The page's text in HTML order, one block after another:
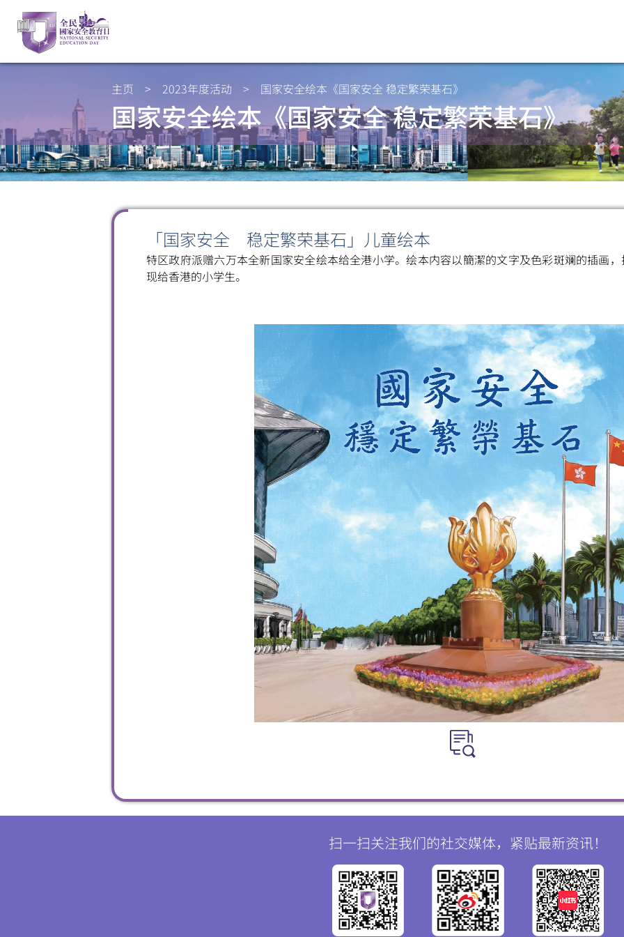
主页 > 2023年度活动 > 国家安全绘本《国家安全 稳定繁荣基石》
国家安全绘本《国家安全 稳定繁荣基石》
「国家安全 稳定繁荣基石」儿童绘本
特区政府派赠六万本全新国家安全绘本给全港小学。绘本内容以簡潔的文字及色彩斑斓的插画
现给香港的小学生。
扫一扫关注我们的社交媒体，紧贴最新资讯！
扫一扫关注我们的社交媒体，紧贴最新资讯！
微
信
微
博 红书